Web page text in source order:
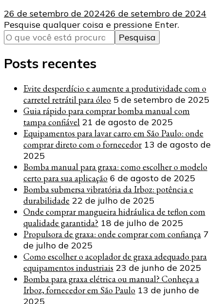
26 de setembro de 202426 de setembro de 2024
Procurando
algo?
Pesquise qualquer coisa e pressione Enter.
Posts recentes
Evite desperdício e aumente a produtividade com o
carretel retrátil para óleo 5 de setembro de 2025
Guia rápido para comprar bomba manual com
tampa confiável 21 de agosto de 2025
Equipamentos para lavar carro em São Paulo: onde
comprar direto com o fornecedor 13 de agosto de
2025
Bomba manual para graxa: como escolher o modelo
certo para sua aplicação 6 de agosto de 2025
Bomba submersa vibratória da Irboz: potência e
durabilidade 22 de julho de 2025
Onde comprar mangueira hidráulica de teflon com
qualidade garantida? 18 de julho de 2025
Propulsora de graxa: onde comprar com confiança 7
de julho de 2025
Como escolher o acoplador de graxa adequado para
equipamentos industriais 23 de junho de 2025
Bomba para graxa elétrica ou manual? Conheça a
Irboz, fornecedor em São Paulo 13 de junho de
2025